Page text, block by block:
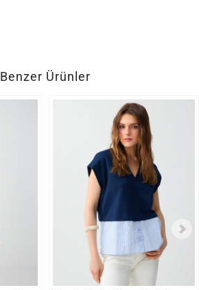
Benzer Ürünler